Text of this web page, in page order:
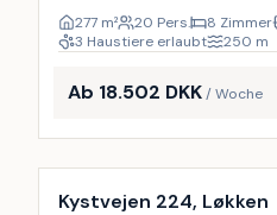
277 m² 20 Pers. 8 Zimmer
3 Haustiere erlaubt
250 m
Ab 18.502 DKK/ Woche
Inkl. Endreinigung
Kystvejen 224, Løkken